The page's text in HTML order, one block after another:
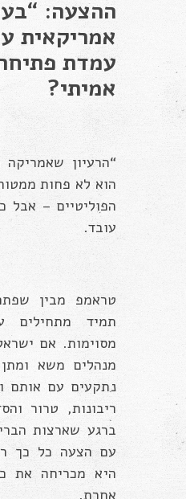
ההצעה:
אמריקאית
עמדת
אמיתי?
“הרעיון
הוא לא פחות
הפוליטיים – אבל
עובד.
טראמפ מבין
תמיד מתחילים
מסוימות. אם
מנהלים משא
נתקעים עם אותם
ריבונות, טרור
ברגע שארצות
עם הצעה כל כך
היא מכריחה את
אחרת.